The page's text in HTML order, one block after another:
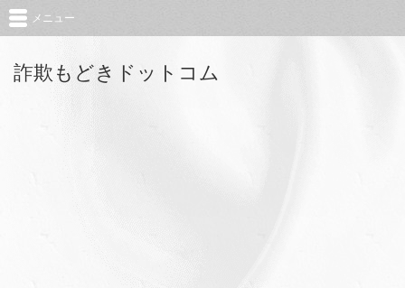
詐欺もどきドットコム
メニュー